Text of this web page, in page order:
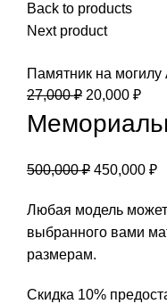
Back to products
Next product
Памятник на могилу
27,000₽ 20,000 ₽
500,000₽ 450,000 ₽
Любая модель может
выбранного вами
размерам.
Скидка 10%